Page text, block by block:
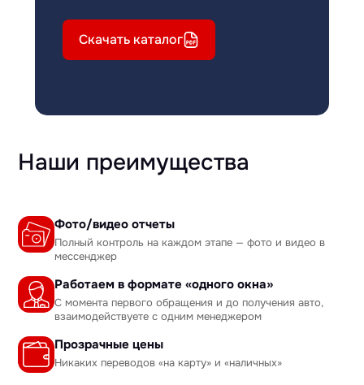
Скачать каталог
Наши преимущества
Фото/видео отчеты
Полный контроль на каждом этапе — фото и видео в
мессенджер
Работаем в формате «одного окна»
С момента первого обращения и до получения авто,
взаимодействуете с одним менеджером
Прозрачные цены
Никаких переводов «на карту» и «наличных»